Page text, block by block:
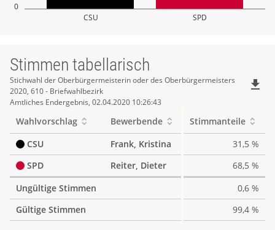
0
CSU SPD
Stimmen tabellarisch
Stimmen
tabellarisch
Stichwahl der Oberbürgermeisterin oder des Oberbürgermeisters
2020, 610 - Briefwahlbezirk
Amtliches Endergebnis, 02.04.2020 10:26:43
file_download
Wahlvorschlag Bewerbende
Stimmanteile
CSU
Frank, Kristina
31,5 %
SPD
Reiter, Dieter
68,5 %
Ungültige Stimmen
0,6 %
Gültige Stimmen
99,4 %